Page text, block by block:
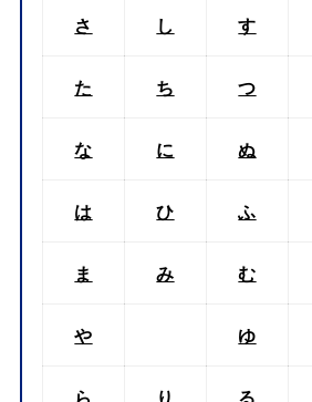
さ し す
た ち つ
な に ぬ
は ひ ふ
ま み む
や ゆ
ら り る